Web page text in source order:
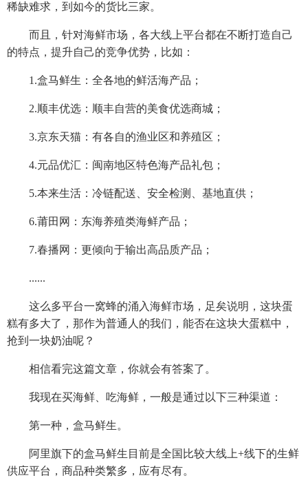
稀缺难求，到如今的货比三家。
而且，针对海鲜市场，各大线上平台都在不断打造自己
的特点，提升自己的竞争优势，比如：
1.盒马鲜生：全各地的鲜活海产品；
2.顺丰优选：顺丰自营的美食优选商城；
3.京东天猫：有各自的渔业区和养殖区；
4.元品优汇：闽南地区特色海产品礼包；
5.本来生活：冷链配送、安全检测、基地直供；
6.莆田网：东海养殖类海鲜产品；
7.春播网：更倾向于输出高品质产品；
......
这么多平台一窝蜂的涌入海鲜市场，足矣说明，这块蛋
糕有多大了，那作为普通人的我们，能否在这块大蛋糕中，
抢到一块奶油呢？
相信看完这篇文章，你就会有答案了。
我现在买海鲜、吃海鲜，一般是通过以下三种渠道：
第一种，盒马鲜生。
阿里旗下的盒马鲜生目前是全国比较大线上+线下的生鲜
供应平台，商品种类繁多，应有尽有。